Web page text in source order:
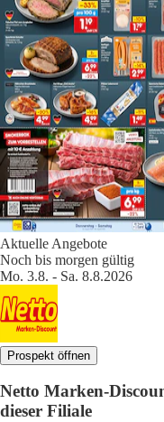
Aktuelle Angebote
Noch bis morgen gültig
Mo. 3.8. - Sa. 8.8.2026
Prospekt öffnen
Netto Marken-
dieser Filiale